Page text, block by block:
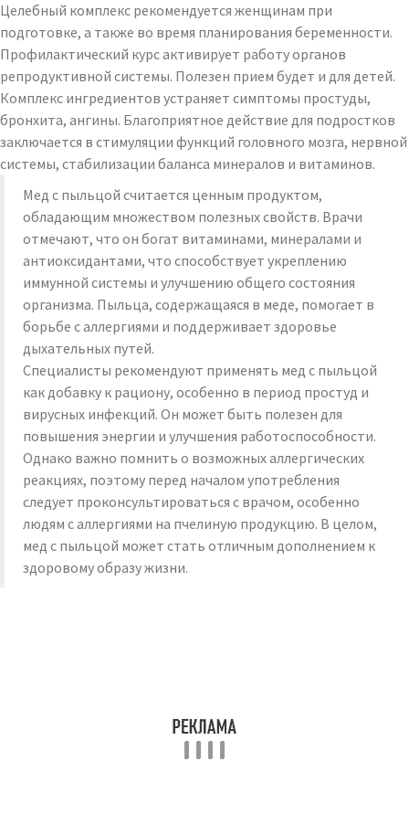
Целебный комплекс рекомендуется женщинам при
подготовке, а также во время планирования беременности.
Профилактический курс активирует работу органов
репродуктивной системы. Полезен прием будет и для детей.
Комплекс ингредиентов устраняет симптомы простуды,
бронхита, ангины. Благоприятное действие для подростков
заключается в стимуляции функций головного мозга, нервной
системы, стабилизации баланса минералов и витаминов.
Мед с пыльцой считается ценным продуктом,
обладающим множеством полезных свойств. Врачи
отмечают, что он богат витаминами, минералами и
антиоксидантами, что способствует укреплению
иммунной системы и улучшению общего состояния
организма. Пыльца, содержащаяся в меде, помогает в
борьбе с аллергиями и поддерживает здоровье
дыхательных путей.
Специалисты рекомендуют применять мед с пыльцой
как добавку к рациону, особенно в период простуд и
вирусных инфекций. Он может быть полезен для
повышения энергии и улучшения работоспособности.
Однако важно помнить о возможных аллергических
реакциях, поэтому перед началом употребления
следует проконсультироваться с врачом, особенно
людям с аллергиями на пчелиную продукцию. В целом,
мед с пыльцой может стать отличным дополнением к
здоровому образу жизни.